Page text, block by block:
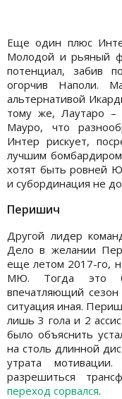
Еще один плюс
Молодой и рьяный
потенциал, забив
огорчив Наполи.
альтернативой
тому же, Лаутаро –
Мауро, что
Интер рискует,
лучшим
хотят быть ровней
и субординация не
Перишич
Другой лидер
Дело в желании
еще летом 2017-го,
МЮ. Тогда это
впечатляющий
ситуация иная.
лишь 3 гола и 2
было объяснить
на столь длинной
утрата
разрешиться
переход сорвался.